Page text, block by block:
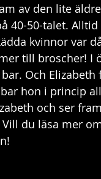
av den lite
40-50-talet.
kvinnor var
till broscher! I
Och
hon i princip
och ser
du läsa mer